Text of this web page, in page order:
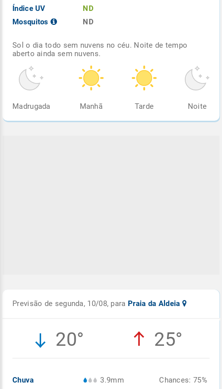
Índice UV
Mosquitos
ND
ND
Sol o dia todo sem nuvens no céu. Noite de tempo
aberto ainda sem nuvens.
Madrugada Manhã Tarde Noite
Previsão de segunda, 10/08, para Praia da Aldeia
20° 25°
Chuva
3.9mm
Chances: 75%